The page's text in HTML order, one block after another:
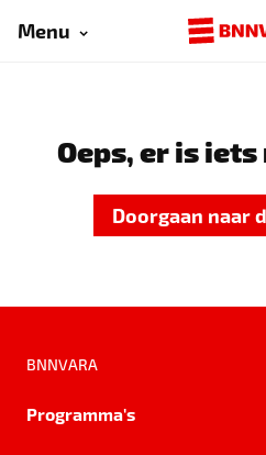
Menu
Oeps, er is iets
Doorgaan naar
BNNVARA
Programma's